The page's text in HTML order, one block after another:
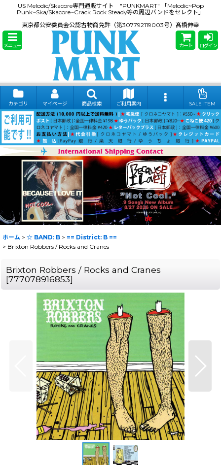
US Melodic/Skacore専門通販サイト "PUNKMART" 「Melodic~Pop
Punk~Ska/Skacore~Crack Rock Steady等の周辺バンドをセレクト」
東京都公安委員会公認古物商免許（第307792119003号）髙橋伸幸
メニュー カート ログイン
カテゴリ マイページ 商品検索 ご利用案内 SALE ITEM
ホーム > ☆ BAND: B > == District: B ==
> Brixton Robbers / Rocks and Cranes
Brixton Robbers / Rocks and Cranes
[777078916853]